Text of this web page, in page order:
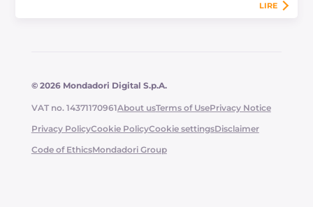
LIRE
© 2026 Mondadori Digital S.p.A.
VAT no. 14371170961About usTerms of UsePrivacy Notice
Privacy PolicyCookie PolicyCookie settingsDisclaimer
Code of EthicsMondadori Group